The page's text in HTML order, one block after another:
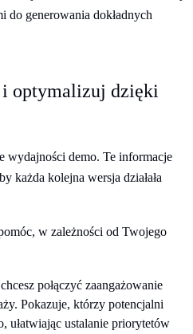
do generowania dokładnych
optymalizuj dzięki
wydajności demo. Te informacje
każda kolejna wersja działała
w zależności od Twojego
połączyć zaangażowanie
Pokazuje, którzy potencjalni
ułatwiając ustalanie priorytetów